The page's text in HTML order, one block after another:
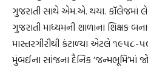
ગુજરાતી સાથે એમ.એ. થયા.
ગુજરાતી માધ્યમની શાળાના શિક્ષક
માસ્તરગીરીથી કંટાળ્યા એટલે ૧૯૫૮-
મુંબઈના સાંજના દૈનિક ‘જન્મભૂમિ’માં